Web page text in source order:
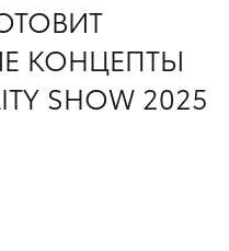
КОНЦЕПТЫ
SHOW 2025